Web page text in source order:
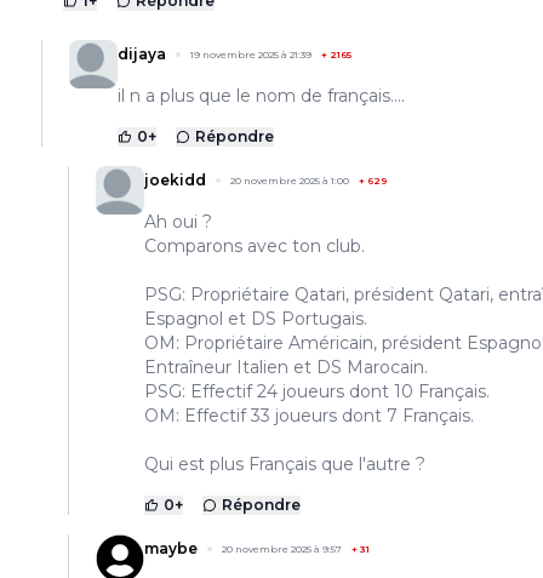
dijaya 19 novembre 2025 à 21:39 + 2165
il n a plus que le nom de français....
0+ Répondre
joekidd 20 novembre 2025 à 1:00 + 629
Ah oui ?
Comparons avec ton club.
PSG: Propriétaire Qatari, président Qatari,
Espagnol et DS Portugais.
OM: Propriétaire Américain, président
Entraîneur Italien et DS Marocain.
PSG: Effectif 24 joueurs dont 10 Français.
OM: Effectif 33 joueurs dont 7 Français.
Qui est plus Français que l'autre ?
0+ Répondre
maybe 20 novembre 2025 à 9:57 + 31